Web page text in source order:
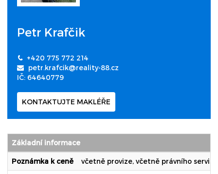
Petr Krafčik
+420 775 772 214
petr.krafcik@reality-88.cz
IČ: 64640779
KONTAKTUJTE MAKLÉŘE
Základní informace
Poznámka k ceně včetně provize, včetně právního servisu